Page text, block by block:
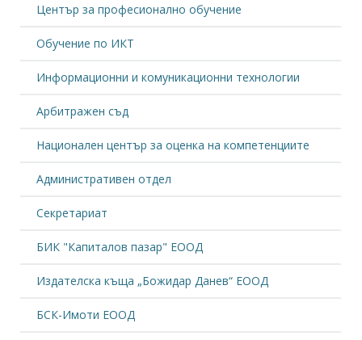
Център за професионално обучение
Обучение по ИКТ
Информационни и комуникационни технологии
Арбитражен съд
Национален център за оценка на компетенциите
Административен отдел
Секретариат
БИК "Капиталов пазар" ЕООД
Издателска къща „Божидар Данев“ ЕООД
БСК-Имоти ЕООД